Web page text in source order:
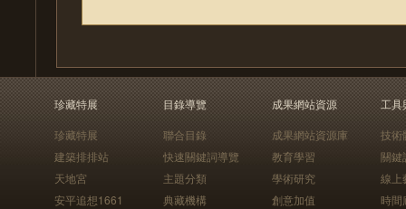
珍藏特展
珍藏特展
建築排排站
天地宮
安平追想1661
目錄導覽
聯合目錄
快速關鍵詞導覽
主題分類
典藏機構
成果網站資源
成果網站資源庫
教育學習
學術研究
創意加值
工具
技術
關鍵
線上
時間